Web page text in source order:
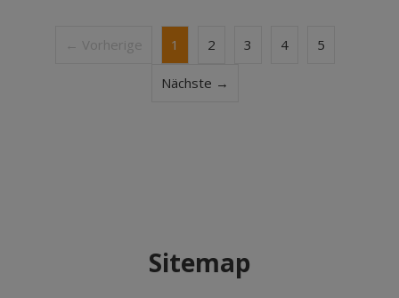
← Vorherige 1 2 3 4 5
Nächste →
Sitemap